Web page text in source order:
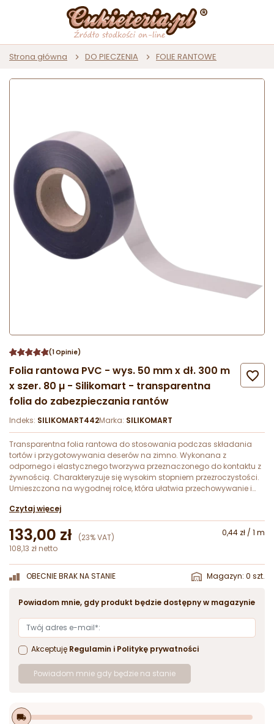
Strona główna DO PIECZENIA FOLIE RANTOWE
(1 Opinie)
Folia rantowa PVC - wys. 50 mm x dł. 300 m
x szer. 80 µ - Silikomart - transparentna
folia do zabezpieczania rantów

Indeks: SILIKOMART442Marka: SILIKOMART
Transparentna folia rantowa do stosowania podczas składania
tortów i przygotowywania deserów na zimno. Wykonana z
odpornego i elastycznego tworzywa przeznaczonego do kontaktu z
żywnością. Charakteryzuje się wysokim stopniem przezroczystości.
Umieszczona na wygodnej rolce, która ułatwia przechowywanie i
Czytaj więcej
133,00 zł (23% VAT)
0,44 zł / 1 m
108,13 zł netto
OBECNIE BRAK NA STANIE Magazyn: 0 szt.
Powiadom mnie, gdy produkt będzie dostępny w magazynie
Akceptuję Regulamin i Politykę prywatności
Powiadom mnie gdy będzie na stanie
local_shipping